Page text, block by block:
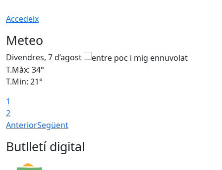
Accedeix
Meteo
Divendres, 7 d’agost
T.Màx: 34°
T.Min: 21°
1
2
AnteriorSegüent
Butlletí digital